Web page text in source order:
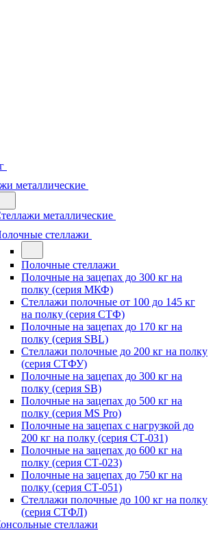
металлические
металлические
стеллажи
Полочные стеллажи
Полочные на зацепах до 300 кг на
полку (серия МКФ)
Стеллажи полочные от 100 до 145 кг
на полку (серия СТФ)
Полочные на зацепах до 170 кг на
полку (серия SBL)
Стеллажи полочные до 200 кг на полку
(серия СТФУ)
Полочные на зацепах до 300 кг на
полку (серия SB)
Полочные на зацепах до 500 кг на
полку (серия MS Pro)
Полочные на зацепах с нагрузкой до
200 кг на полку (серия СТ-031)
Полочные на зацепах до 600 кг на
полку (серия СТ-023)
Полочные на зацепах до 750 кг на
полку (серия СТ-051)
Стеллажи полочные до 100 кг на полку
(серия СТФЛ)
стеллажи